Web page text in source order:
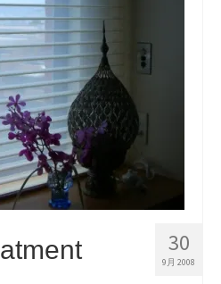
30
9月 2008